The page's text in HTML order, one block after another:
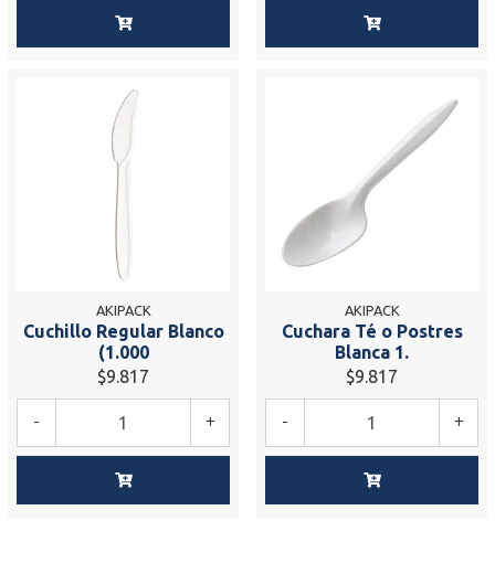
AKIPACK
Cuchillo Regular Blanco
(1.000
$9.817
+
-
AKIPACK
Cuchara Té o Postres
Blanca 1.
$9.817
+
-